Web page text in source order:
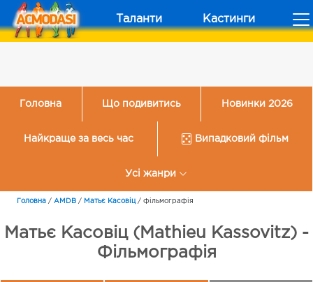
Таланти Кастинги
Головна Що подивитись Новинки 2026
Найкраще за весь час Випадковий фільм
Усі жанри
Головна / AMDB / Матьє Касовіц/ Фільмографія
Матьє Касовіц (Mathieu Kassovitz) -
Фільмографія